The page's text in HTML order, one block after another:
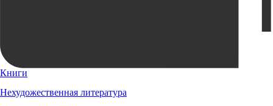
Книги
Нехудожественная литература